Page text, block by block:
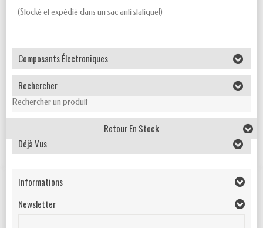
(Stocké et expédié dans un sac anti statique!)
Composants Électroniques
Rechercher
Rechercher un produit
Retour En Stock
Déjà Vus
Informations
Newsletter